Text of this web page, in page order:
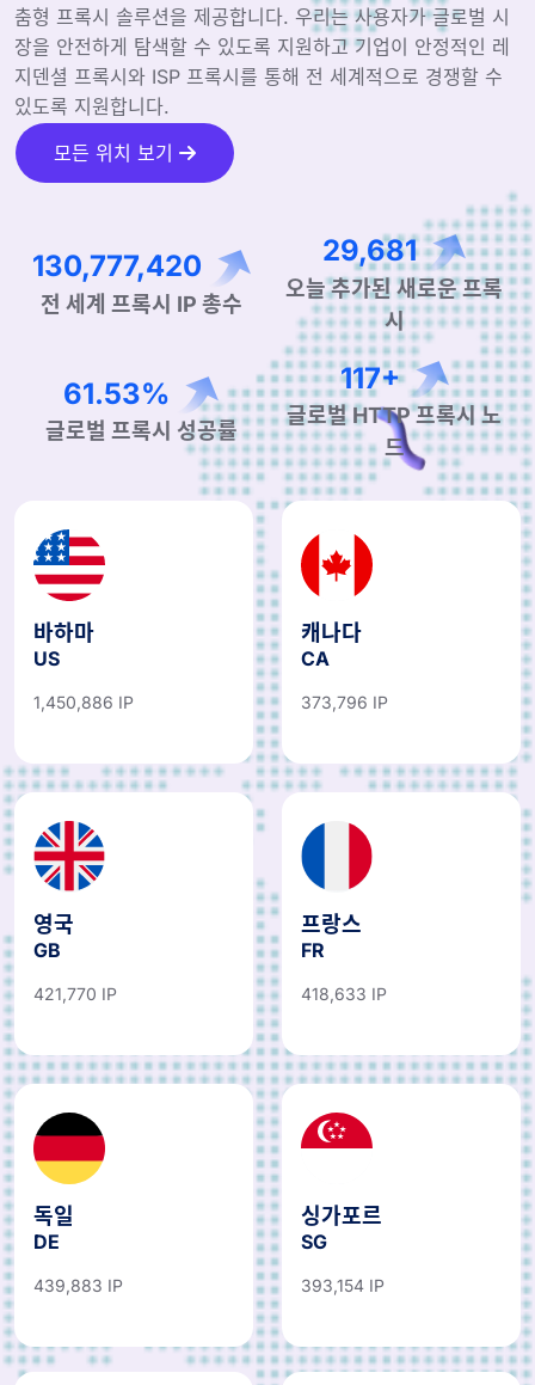
춤형 프록시 솔루션을 제공합니다. 우리는 사용자가 글로벌 시
장을 안전하게 탐색할 수 있도록 지원하고 기업이 안정적인 레
지덴셜 프록시와 ISP 프록시를 통해 전 세계적으로 경쟁할 수
있도록 지원합니다.
모든 위치 보기
210,737,096
전 세계 프록시 IP 총수
48,185
오늘 추가된 새로운 프록
시
99.90%
글로벌 프록시 성공률
190+
글로벌 HTTP 프록시 노
드
바하마
US
1,450,886 IP
캐나다
CA
373,796 IP
영국
GB
421,770 IP
프랑스
FR
418,633 IP
독일
DE
439,883 IP
싱가포르
SG
393,154 IP